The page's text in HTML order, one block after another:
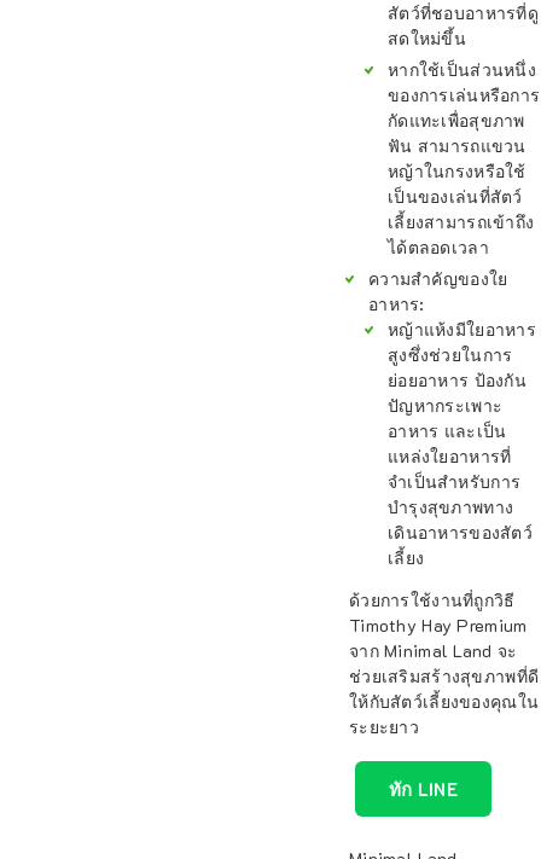
สัตว์ที่ชอบอาหารที่ดู
สดใหม่ขึ้น
หากใช้เป็นส่วนหนึ่ง
ของการเล่นหรือการ
กัดแทะเพื่อสุขภาพ
ฟัน สามารถแขวน
หญ้าในกรงหรือใช้
เป็นของเล่นที่สัตว์
เลี้ยงสามารถเข้าถึง
ได้ตลอดเวลา
ความสำคัญของใย
อาหาร:
หญ้าแห้งมีใยอาหาร
สูงซึ่งช่วยในการ
ย่อยอาหาร ป้องกัน
ปัญหากระเพาะ
อาหาร และเป็น
แหล่งใยอาหารที่
จำเป็นสำหรับการ
บำรุงสุขภาพทาง
เดินอาหารของสัตว์
เลี้ยง
ด้วยการใช้งานที่ถูกวิธี
Timothy Hay Premium
จาก Minimal Land จะ
ช่วยเสริมสร้างสุขภาพที่ดี
ให้กับสัตว์เลี้ยงของคุณใน
ระยะยาว
ทัก LINE